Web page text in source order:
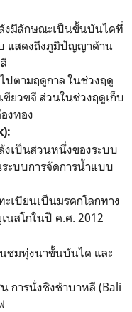
งมีลักษณะเป็นขั้นบันไดที่
แสดงถึงภูมิปัญญาด้าน
ตามฤดูกาล ในช่วงฤดู
ยวขจี ส่วนในช่วงฤดูเก็บ
งทอง
เป็นส่วนหนึ่งของระบบ
ะบบการจัดการน้ำแบบ
เบียนเป็นมรดกโลกทาง
นสโกในปี ค.ศ. 2012
ชมทุ่งนาขั้นบันได และ
การนั่งชิงช้าบาหลี (Bali